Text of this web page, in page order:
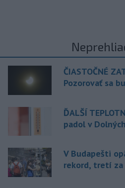
ČIASTOČNÉ
Pozorovať sa
ĎALŠÍ
padol v
V Budapešti
rekord, tretí